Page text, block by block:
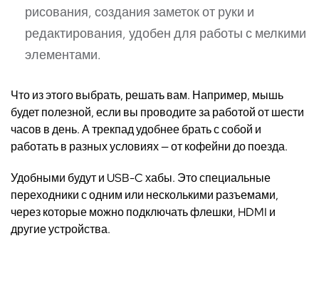
рисования, создания заметок от руки и
редактирования, удобен для работы с мелкими
элементами.
Что из этого выбрать, решать вам. Например, мышь
будет полезной, если вы проводите за работой от шести
часов в день. А трекпад удобнее брать с собой и
работать в разных условиях — от кофейни до поезда.
Удобными будут и USB-C хабы. Это специальные
переходники с одним или несколькими разъемами,
через которые можно подключать флешки, HDMI и
другие устройства.